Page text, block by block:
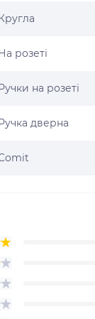
розеті
на розеті
дверна